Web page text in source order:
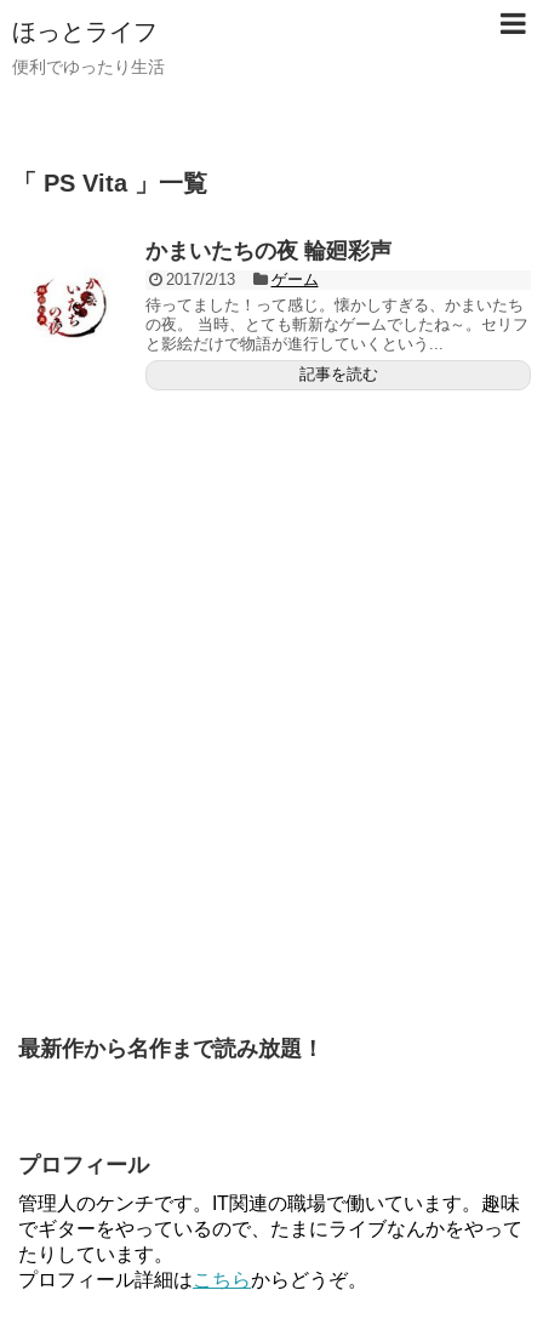
ほっとライフ
便利でゆったり生活
「 PS Vita 」一覧
かまいたちの夜 輪廻彩声
2017/2/13
ゲーム
待ってました！って感じ。懐かしすぎる、かまいたち
の夜。 当時、とても斬新なゲームでしたね～。セリフ
と影絵だけで物語が進行していくという...
記事を読む
最新作から名作まで読み放題！
プロフィール
管理人のケンチです。IT関連の職場で働いています。趣味
でギターをやっているので、たまにライブなんかをやって
たりしています。
プロフィール詳細はこちらからどうぞ。